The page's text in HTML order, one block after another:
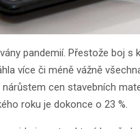
pandemií. Přestože boj
více či méně vážně
cen stavebních
roku je dokonce o 23 %.